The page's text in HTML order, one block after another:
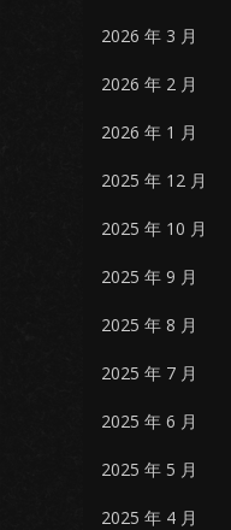
2026 年 3 月
2026 年 2 月
2026 年 1 月
2025 年 12 月
2025 年 10 月
2025 年 9 月
2025 年 8 月
2025 年 7 月
2025 年 6 月
2025 年 5 月
2025 年 4 月